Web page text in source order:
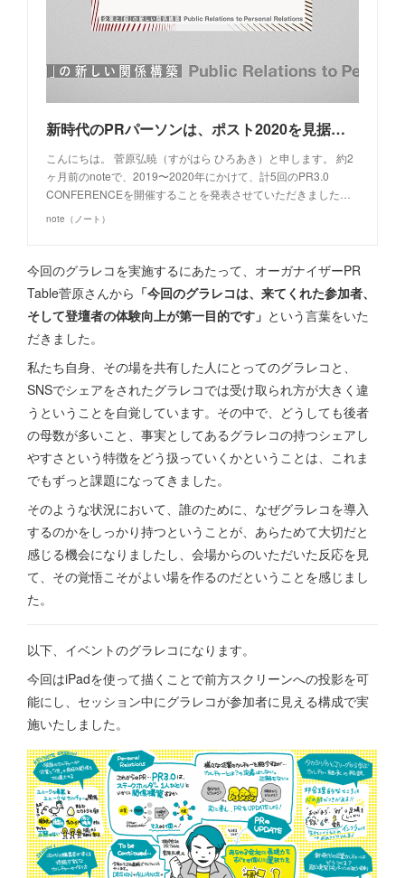
新時代のPRパーソンは、ポスト2020を見据えて、"5つの武器"を実装しよう｜菅原 弘暁｜note
こんにちは。 菅原弘暁（すがはら ひろあき）と申します。 約2
ヶ月前のnoteで、2019〜2020年にかけて、計5回のPR3.0
CONFERENCEを開催することを発表させていただきました…
note（ノート）
今回のグラレコを実施するにあたって、オーガナイザーPR
Table菅原さんから 「今回のグラレコは、来てくれた参加者、
そして登壇者の体験向上が第一目的です」 という言葉をいた
だきました。
私たち自身、その場を共有した人にとってのグラレコと、
SNSでシェアをされたグラレコでは受け取られ方が大きく違
うということを自覚しています。その中で、どうしても後者
の母数が多いこと、事実としてあるグラレコの持つシェアし
やすさという特徴をどう扱っていくかということは、これま
でもずっと課題になってきました。
そのような状況において、誰のために、なぜグラレコを導入
するのかをしっかり持つということが、あらためて大切だと
感じる機会になりましたし、会場からのいただいた反応を見
て、その覚悟こそがよい場を作るのだということを感じまし
た。
以下、イベントのグラレコになります。
今回はiPadを使って描くことで前方スクリーンへの投影を可
能にし、セッション中にグラレコが参加者に見える構成で実
施いたしました。